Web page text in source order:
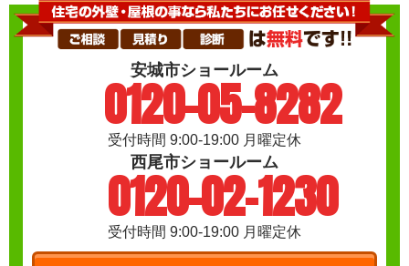
安城市ショールーム
0120-05-8282
受付時間 9:00-19:00 月曜定休
西尾市ショールーム
0120-02-1230
受付時間 9:00-19:00 月曜定休